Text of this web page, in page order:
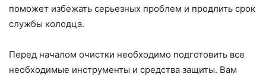
поможет избежать серьезных проблем и продлить срок
службы колодца.
Перед началом очистки необходимо подготовить все
необходимые инструменты и средства защиты. Вам